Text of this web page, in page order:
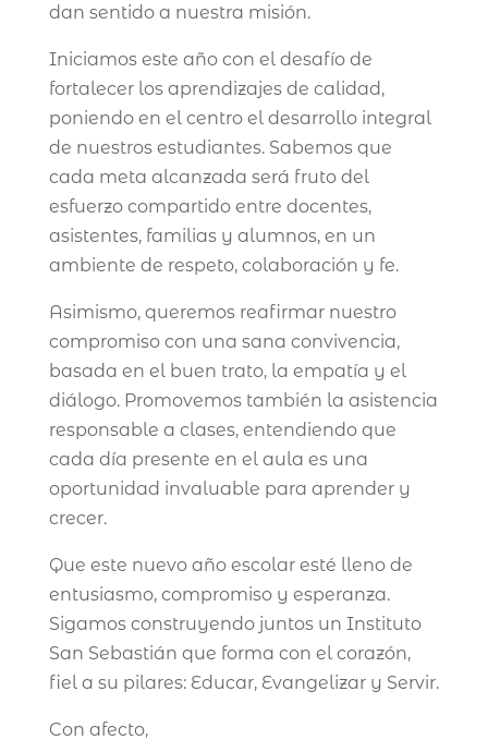
dan sentido a nuestra misión.
Iniciamos este año con el desafío de
fortalecer los aprendizajes de calidad,
poniendo en el centro el desarrollo integral
de nuestros estudiantes. Sabemos que
cada meta alcanzada será fruto del
esfuerzo compartido entre docentes,
asistentes, familias y alumnos, en un
ambiente de respeto, colaboración y fe.
Asimismo, queremos reafirmar nuestro
compromiso con una sana convivencia,
basada en el buen trato, la empatía y el
diálogo. Promovemos también la asistencia
responsable a clases, entendiendo que
cada día presente en el aula es una
oportunidad invaluable para aprender y
crecer.
Que este nuevo año escolar esté lleno de
entusiasmo, compromiso y esperanza.
Sigamos construyendo juntos un Instituto
San Sebastián que forma con el corazón,
fiel a su pilares: Educar, Evangelizar y Servir.
Con afecto,